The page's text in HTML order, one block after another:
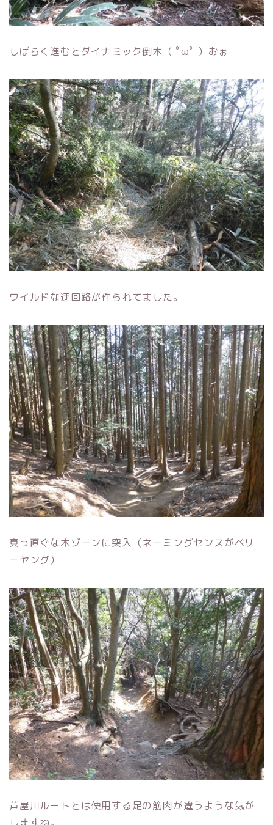
しばらく進むとダイナミック倒木（ ﾟωﾟ ）おぉ
ワイルドな迂回路が作られてました。
真っ直ぐな木ゾーンに突入（ネーミングセンスがベリ
ーヤング）
芦屋川ルートとは使用する足の筋肉が違うような気が
しますね。